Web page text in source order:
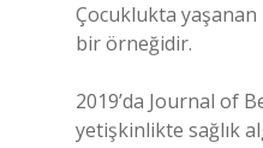
Çocuklukta
bir örneğidir.
2019’da Journal of
yetişkinlikte sağlık